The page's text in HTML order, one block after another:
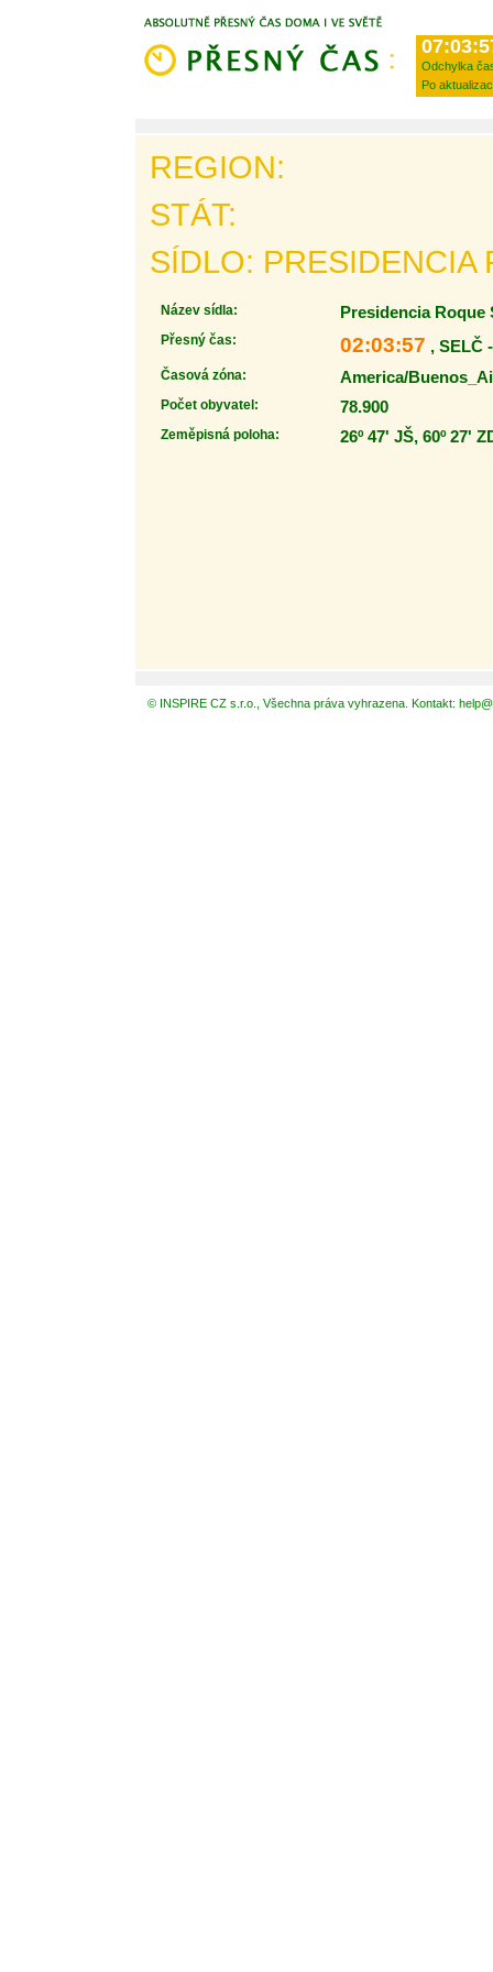
Odchylka
Po
REGION:
STÁT:
SÍDLO: PRESIDENCIA
Název sídla: Presidencia Roque
Přesný čas: 02:03:57 , SELČ
Časová zóna: America/
Počet obyvatel: 78.900
Zeměpisná poloha: 26º 47' JŠ, 60º 27'
© INSPIRE CZ s.r.o., Všechna práva vyhrazena. Kontakt: